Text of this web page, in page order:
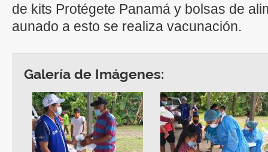
de kits Protégete Panamá y bolsas de
aunado a esto se realiza vacunación.
Galería de Imágenes: